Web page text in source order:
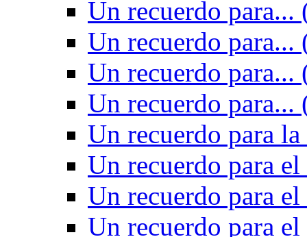
Un recuerdo para...
Un recuerdo para...
Un recuerdo para...
Un recuerdo para...
Un recuerdo para
Un recuerdo para
Un recuerdo para
Un recuerdo para